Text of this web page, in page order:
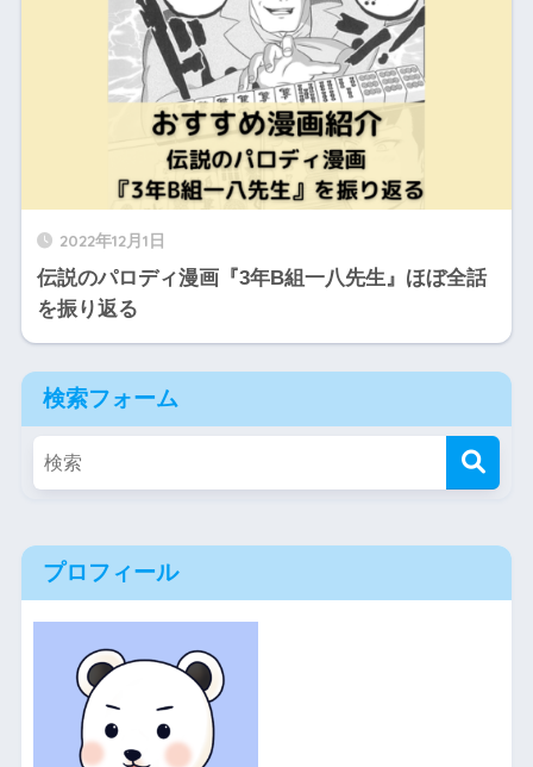
2022年12月1日
伝説のパロディ漫画『3年B組一八先生』ほぼ全話
を振り返る
検索フォーム
プロフィール